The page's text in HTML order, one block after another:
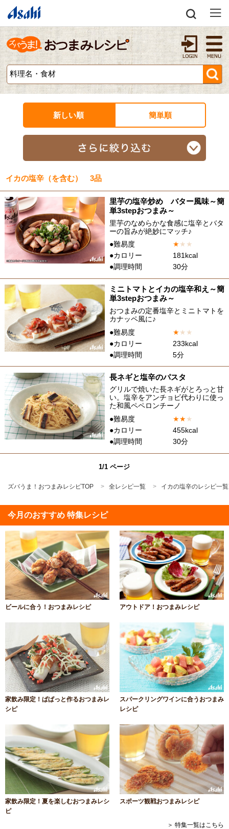
新しい順 簡単順
イカの塩辛（を含む） 3品
里芋の塩辛炒め バター風味～簡
単3stepおつまみ～
里芋のなめらかな食感に塩辛とバタ
ーの旨みが絶妙にマッチ♪
●難易度
★★ ★
●カロリー
181kcal
●調理時間
30分
ミニトマトとイカの塩辛和え～簡
単3stepおつまみ～
おつまみの定番塩辛とミニトマトを
カナッペ風に♪
●難易度
★★ ★
●カロリー
233kcal
●調理時間
5分
長ネギと塩辛のパスタ
グリルで焼いた長ネギがとろっと甘
い。塩辛をアンチョビ代わりに使っ
た和風ペペロンチーノ
●難易度
★★★
●カロリー
455kcal
●調理時間
30分
1/1 ページ
ズバうま！おつまみレシピTOP 全レシピ一覧 イカの塩辛のレシピ一覧
今月のおすすめ 特集レシピ
ビールに合う！おつまみレシピ アウトドア！おつまみレシピ
家飲み限定！ぱぱっと作るおつまみレ
シピ
スパークリングワインに合うおつまみ
レシピ
家飲み限定！夏を楽しむおつまみレシ
ピ
スポーツ観戦おつまみレシピ
＞ 特集一覧はこちら